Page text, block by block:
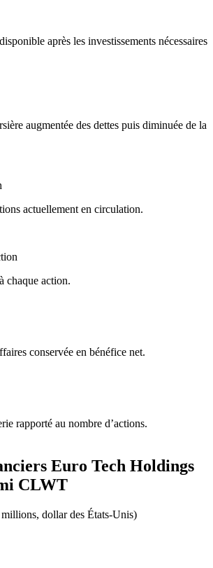
après les investissements nécessaires
augmentée des dettes puis diminuée de la
actuellement en circulation.
chaque action.
conservée en bénéfice net.
rapporté au nombre d’actions.
Euro Tech Holdings
CLWT
dollar des États-Unis)